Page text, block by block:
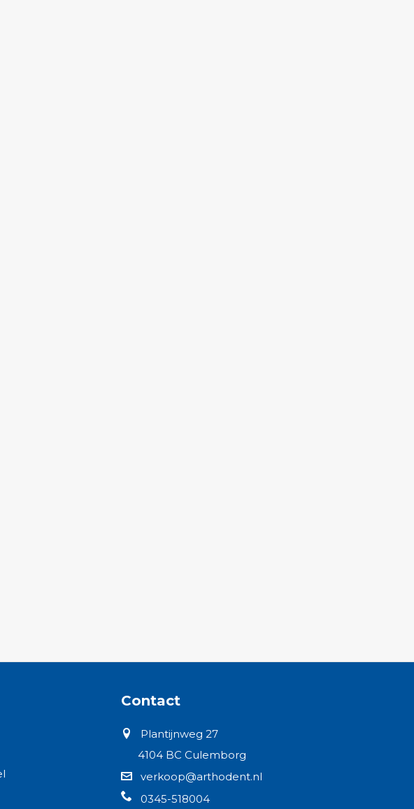
Contact
Plantijnweg 27
4104 BC Culemborg
verkoop@arthodent.nl
0345-518004